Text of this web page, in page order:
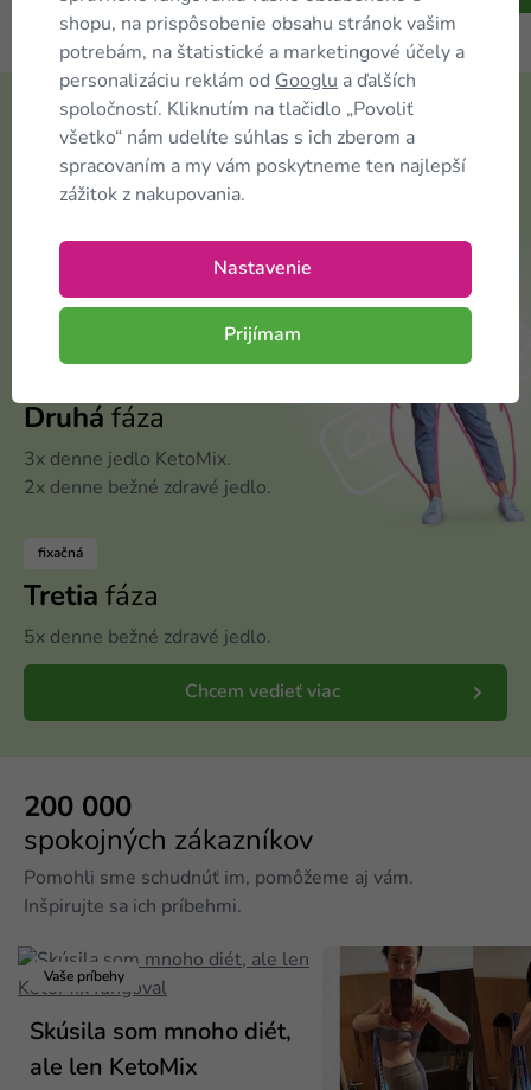
Chceteschudnúť?
1-8 týždňov redukčná
Prváfáza
a ďalšie povolené potraviny.
Druhá fáza
3x denne jedlo KetoMix.
2x denne bežné zdravé jedlo.
fixačná
Tretia fáza
5x denne bežné zdravé jedlo.
Chcem vedieť viac
200 000
spokojných zákazníkov
Pomohli sme schudnúť im, pomôžeme aj vám.
Inšpirujte sa ich príbehmi.
Vaše príbehy
Skúsila som mnoho diét,
ale len KetoMix
shopu, na prispôsobenie obsahu stránok vašim
potrebám, na štatistické a marketingové účely a
personalizáciu reklám od Googlu a ďalších
spoločností. Kliknutím na tlačidlo „Povoliť
všetko“ nám udelíte súhlas s ich zberom a
spracovaním a my vám poskytneme ten najlepší
zážitok z nakupovania.
Nastavenie
Prijímam